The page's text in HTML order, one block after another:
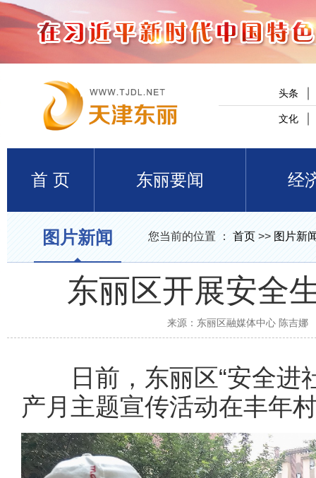
头条
文化
首 页 东丽要闻 经
图片新闻 您当前的位置 ： 首页 >> 图片新
东丽区开展安全
来源： 东丽区融媒体中心 陈吉
日前，东丽区“安全进
产月主题宣传活动在丰年